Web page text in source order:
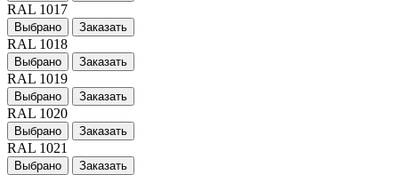
RAL 1017
Выбрано Заказать
RAL 1018
Выбрано Заказать
RAL 1019
Выбрано Заказать
RAL 1020
Выбрано Заказать
RAL 1021
Выбрано Заказать